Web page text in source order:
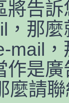
將告
，那
mail
作是
麼請